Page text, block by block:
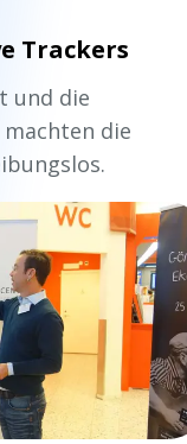
Trackers
und die
die